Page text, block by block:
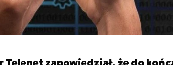
zapowiedział, że do